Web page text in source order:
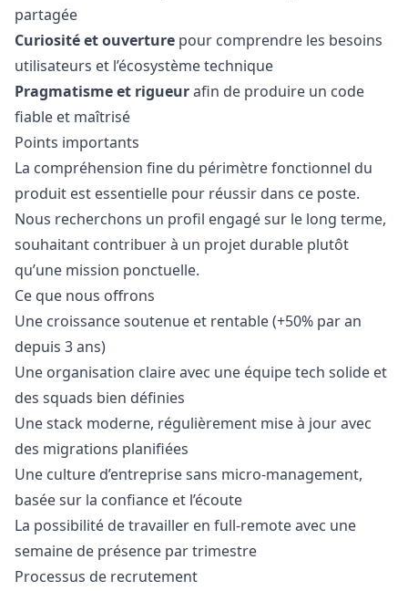
partagée
Curiosité et ouverture pour comprendre les besoins
utilisateurs et l’écosystème technique
Pragmatisme et rigueurafin de produire un code
fiable et maîtrisé
Points importants
La compréhension fine du périmètre fonctionnel du
produit est essentielle pour réussir dans ce poste.
Nous recherchons un profil engagé sur le long terme,
souhaitant contribuer à un projet durable plutôt
qu’une mission ponctuelle.
Ce que nous offrons
Une croissance soutenue et rentable (+50% par an
depuis 3 ans)
Une organisation claire avec une équipe tech solide et
des squads bien définies
Une stack moderne, régulièrement mise à jour avec
des migrations planifiées
Une culture d’entreprise sans micro-management,
basée sur la confiance et l’écoute
La possibilité de travailler en full-remote avec une
semaine de présence par trimestre
Processus de recrutement